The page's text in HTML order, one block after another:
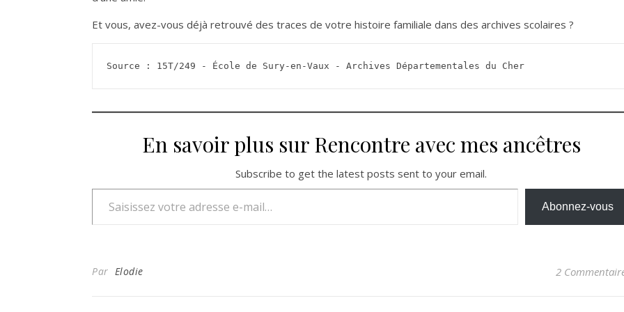
Et vous, avez-vous déjà retrouvé des traces de votre histoire familiale dans des archives scolaires ?
Source : 15T/249 - École de Sury-en-Vaux - Archives Départementales du Cher
En savoir plus sur Rencontre avec mes ancêtres
Subscribe to get the latest posts sent to your email.
Saisissez votre adresse e-mail…
Abonnez-vous
Par Elodie 2